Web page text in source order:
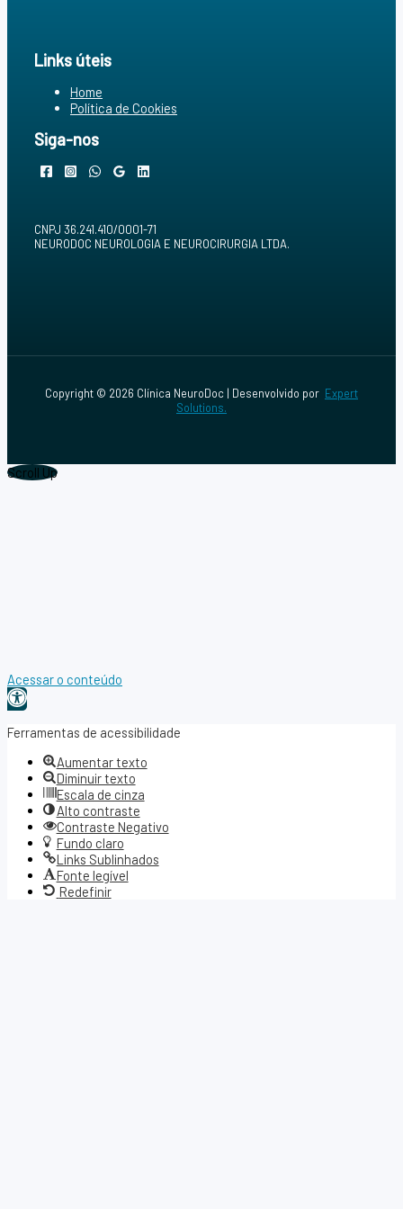
Links úteis
Home
Política de Cookies
Siga-nos
CNPJ 36.241.410/0001-71
NEURODOC NEUROLOGIA E NEUROCIRURGIA LTDA.
Copyright © 2026 Clínica NeuroDoc | Desenvolvido por Expert
Solutions.
Scroll Up
Acessar o conteúdo
Abrir
a
barra
ferramentas
Ferramentas de acessibilidade
Aumentar texto
Diminuir texto
Escala de cinza
Alto contraste
Contraste Negativo
Fundo claro
Links Sublinhados
Fonte legível
Redefinir